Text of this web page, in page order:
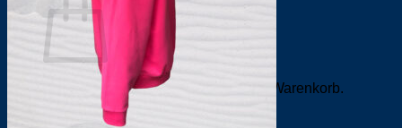
Es befinden sich keine Produkte im Warenkorb.
Zurück zum Shop